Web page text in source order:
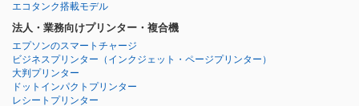
エコタンク搭載モデル
法人・業務向けプリンター・複合機
エプソンのスマートチャージ
ビジネスプリンター （インクジェット・ページプリンター）
大判プリンター
ドットインパクトプリンター
レシートプリンター